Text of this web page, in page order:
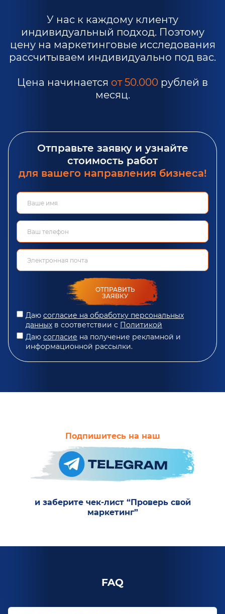
У нас к каждому клиенту
индивидуальный подход. Поэтому
цену на маркетинговые исследования
рассчитываем индивидуально под вас.
Цена начинается от 50.000 рублей в
месяц.
Отправьте заявку и узнайте
стоимость работ
для вашего направления бизнеса!
ОТПРАВИТЬ
ЗАЯВКУ
Даю согласие на обработку персональных
данных в соответствии с Политикой
Даю согласие на получение рекламной и
информационной рассылки.
Подпишитесь на наш
и заберите чек-лист “Проверь свой
маркетинг”
FAQ